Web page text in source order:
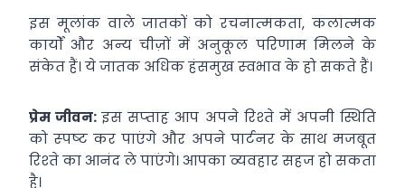
इस मूलांक वाले जातकों को रचनात्‍मकता, कलात्‍मक
कार्यों और अन्‍य चीज़ों में अनुकूल परिणाम मिलने के
संकेत हैं। ये जातक अधिक हंसमुख स्‍वभाव के हो सकते हैं।
प्रेम जीवन:इस सप्‍ताह आप अपने रिश्‍ते में अपनी स्थिति
को स्‍पष्‍ट कर पाएंगे और अपने पार्टनर के साथ मजबूत
रिश्‍ते का आनंद ले पाएंगे। आपका व्‍यवहार सहज हो सकता
है।